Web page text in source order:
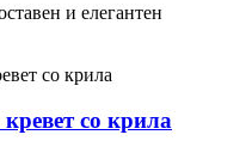
и елегантен
со крила